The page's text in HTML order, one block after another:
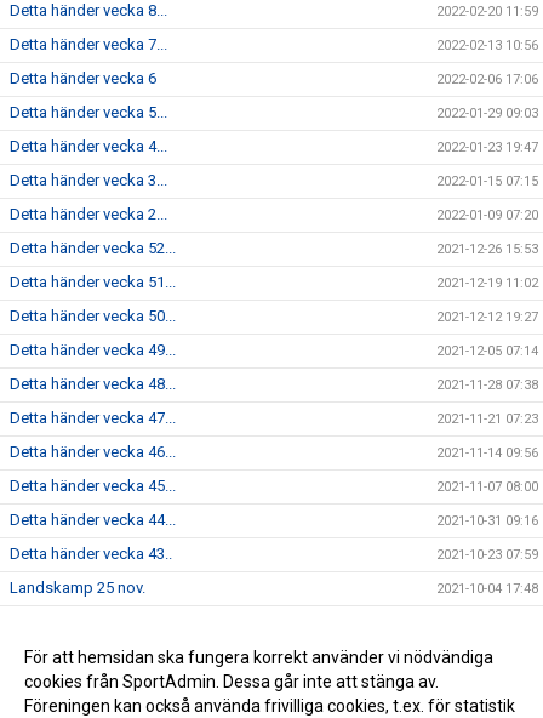
Detta händer vecka 8... 2022-02-20 11:59
Detta händer vecka 7... 2022-02-13 10:56
Detta händer vecka 6 2022-02-06 17:06
Detta händer vecka 5... 2022-01-29 09:03
Detta händer vecka 4... 2022-01-23 19:47
Detta händer vecka 3... 2022-01-15 07:15
Detta händer vecka 2... 2022-01-09 07:20
Detta händer vecka 52... 2021-12-26 15:53
Detta händer vecka 51... 2021-12-19 11:02
Detta händer vecka 50... 2021-12-12 19:27
Detta händer vecka 49... 2021-12-05 07:14
Detta händer vecka 48... 2021-11-28 07:38
Detta händer vecka 47... 2021-11-21 07:23
Detta händer vecka 46... 2021-11-14 09:56
Detta händer vecka 45... 2021-11-07 08:00
Detta händer vecka 44... 2021-10-31 09:16
Detta händer vecka 43.. 2021-10-23 07:59
Landskamp 25 nov. 2021-10-04 17:48
Skridsko och korvgrillning 2021-02-02 19:33
Regelgenomgång 28 okt. 11:00 2020-10-27 06:22
För att hemsidan ska fungera korrekt använder vi nödvändiga
cookies från SportAdmin. Dessa går inte att stänga av.
Föreningen kan också använda frivilliga cookies, t.ex. för statistik